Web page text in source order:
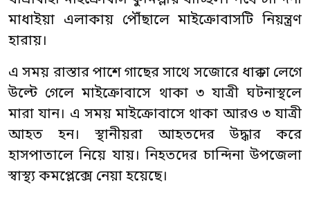
মাধাইয়া এলাকায় পৌঁছালে মাইক্রোবাসটি নিয়ন্ত্রণ
হারায়।
এ সময় রাস্তার পাশে গাছের সাথে সজোরে ধাক্কা লেগে
উল্টে গেলে মাইক্রোবাসে থাকা ৩ যাত্রী ঘটনাস্থলে
মারা যান। এ সময় মাইক্রোবাসে থাকা আরও ৩ যাত্রী
আহত হন। স্থানীয়রা আহতদের উদ্ধার করে
হাসপাতালে নিয়ে যায়। নিহতদের চান্দিনা উপজেলা
স্বাস্থ্য কমপ্লেক্সে নেয়া হয়েছে।